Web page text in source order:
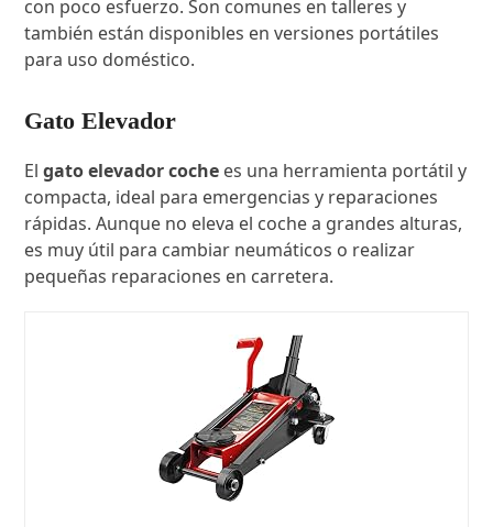
con poco esfuerzo. Son comunes en talleres y
también están disponibles en versiones portátiles
para uso doméstico.
Gato Elevador
Elgato elevador coche es una herramienta portátil y
compacta, ideal para emergencias y reparaciones
rápidas. Aunque no eleva el coche a grandes alturas,
es muy útil para cambiar neumáticos o realizar
pequeñas reparaciones en carretera.